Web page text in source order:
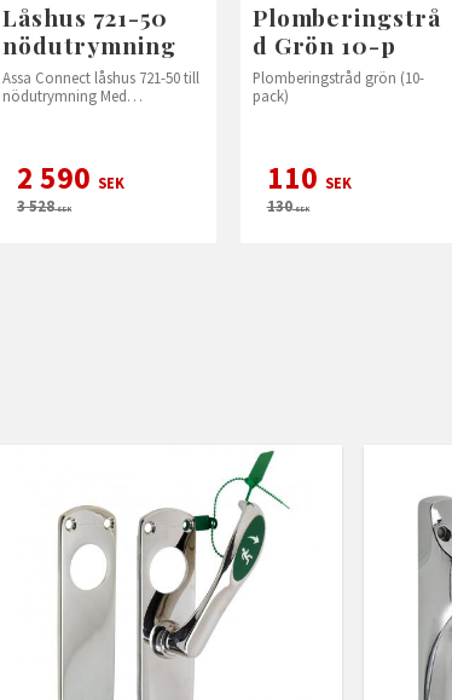
Låshus 721-50
nödutrymning
Assa Connect låshus 721-50 till
nödutrymning Med
2 590 SEK
3 528SEK
Plomberingstrå
d Grön 10-p
Plomberingstråd grön (10-
pack)
110 SEK
130SEK